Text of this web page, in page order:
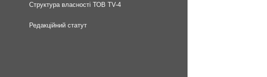
Структура власності ТОВ TV-4
Редакційний статут